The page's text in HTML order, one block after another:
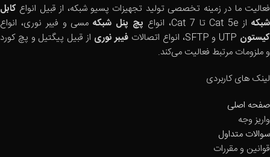
فعالیت ما در زمینه تخصصی تولید تجهیزات پسیو شبکه، از قبیل انواع کابل
شبکهاز Cat 5e تا Cat 7، انواع پچ پنل شبکهمسی و فیبر نوری، انواع
کیستون
فیبر نوری از قبیل پیگتیل و پچ کورد
و ملزومات مرتبط فعالیت می‌کند.
لینک های کاربردی
صفحه اصلی
واریز وجه
سوالات متداول
قوانین و مقررات